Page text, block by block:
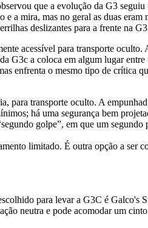
que a evolução da G3
a mira, mas no geral as duas
deslizantes para a frente na
acessível para transporte
G3c a coloca em algum lugar
enfrenta o mesmo tipo de crítica
transporte oculto. A
há uma segurança bem
golpe”, em que um
limitado. É outra opção a ser
para levar a G3C é Galco's
neutra e pode acomodar um